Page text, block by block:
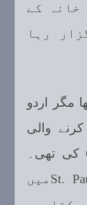
خانہ کے
رہا
مگر اردو
والی
کی تھی۔
St. میں